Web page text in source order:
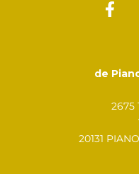
de
2675
20131